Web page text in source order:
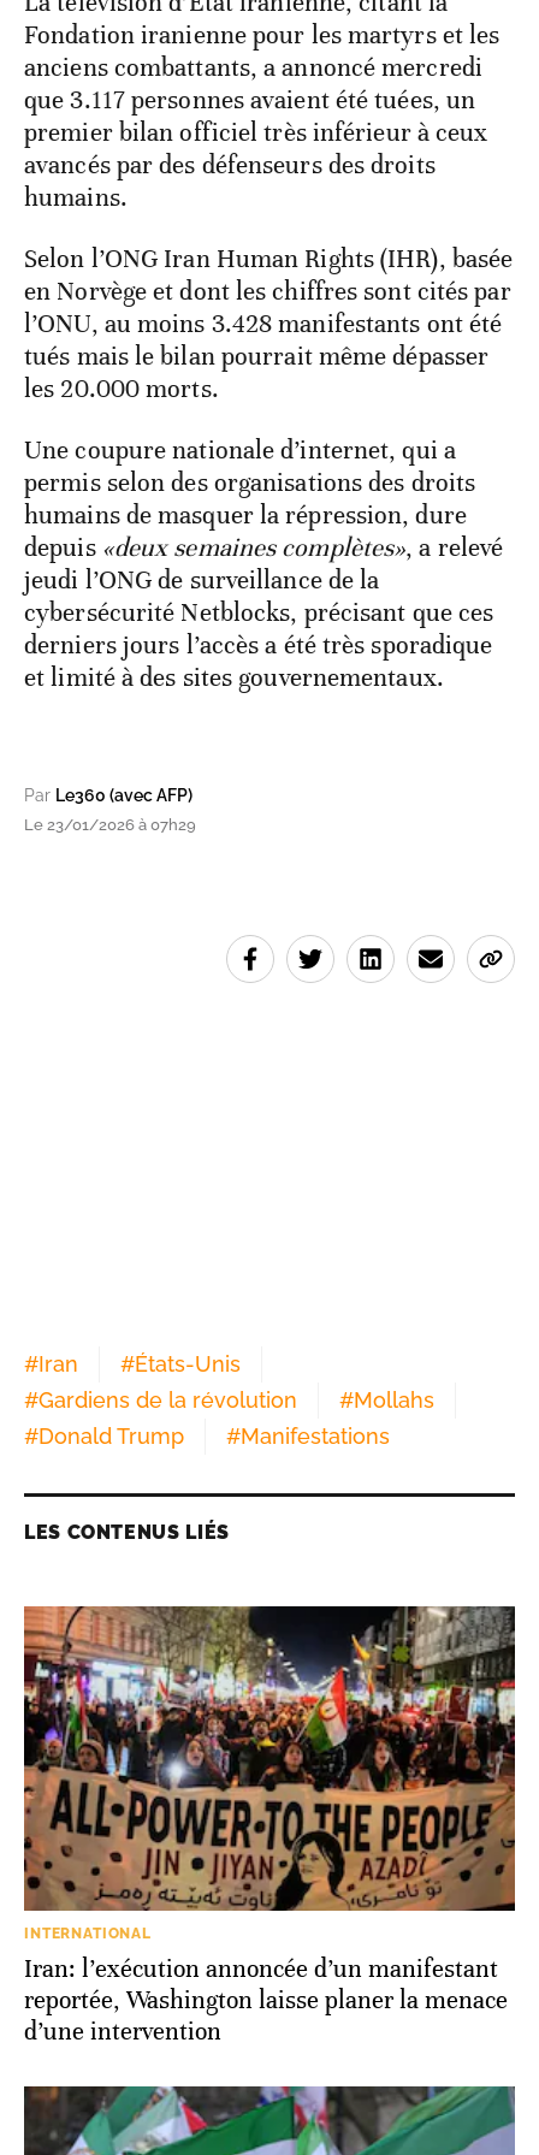
Fondation iranienne pour les martyrs et les
anciens combattants, a annoncé mercredi
que 3.117 personnes avaient été tuées, un
premier bilan officiel très inférieur à ceux
avancés par des défenseurs des droits
humains.
Selon l’ONG Iran Human Rights (IHR), basée
en Norvège et dont les chiffres sont cités par
l’ONU, au moins 3.428 manifestants ont été
tués mais le bilan pourrait même dépasser
les 20.000 morts.
Une coupure nationale d’internet, qui a
permis selon des organisations des droits
humains de masquer la répression, dure
depuis «deux semaines complètes», a relevé
jeudi l’ONG de surveillance de la
cybersécurité Netblocks, précisant que ces
derniers jours l’accès a été très sporadique
et limité à des sites gouvernementaux.
Par Le360 (avec AFP)
Le 23/01/2026 à 07h29
#Iran #États-Unis
#Gardiens de la révolution #Mollahs
#Donald Trump #Manifestations
LES CONTENUS LIÉS
INTERNATIONAL
Iran: l’exécution annoncée d’un manifestant
reportée, Washington laisse planer la menace
d’une intervention